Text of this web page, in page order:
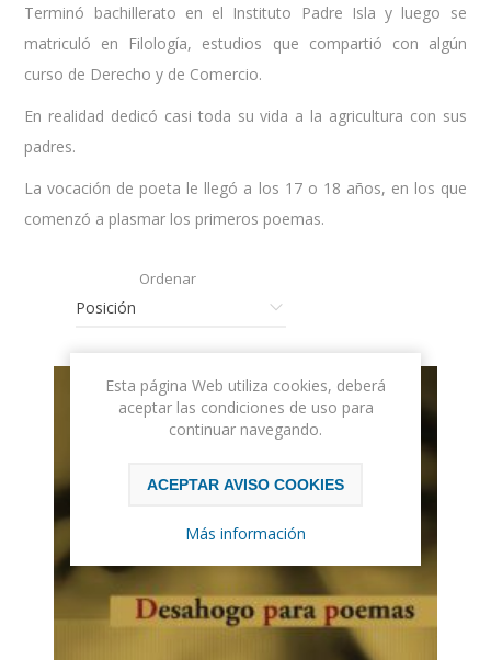
Terminó bachillerato en el Instituto Padre Isla y luego se
matriculó en Filología, estudios que compartió con algún
curso de Derecho y de Comercio.
En realidad dedicó casi toda su vida a la agricultura con sus
padres.
La vocación de poeta le llegó a los 17 o 18 años, en los que
comenzó a plasmar los primeros poemas.
Ordenar
Esta página Web utiliza cookies, deberá
aceptar las condiciones de uso para
continuar navegando.
ACEPTAR AVISO COOKIES
Más información